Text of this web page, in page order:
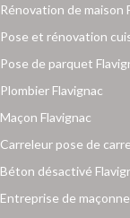
Rénovation de maison
Pose et rénovation
Pose de parquet
Plombier Flavignac
Maçon Flavignac
Carreleur pose de
Béton désactivé
Entreprise de